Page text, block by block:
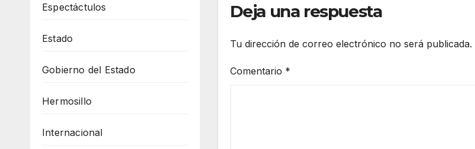
Espectáctulos
Estado
Gobierno del Estado
Hermosillo
Internacional
Deja una respuesta
Tu dirección de correo electrónico no será publicada.
Comentario *